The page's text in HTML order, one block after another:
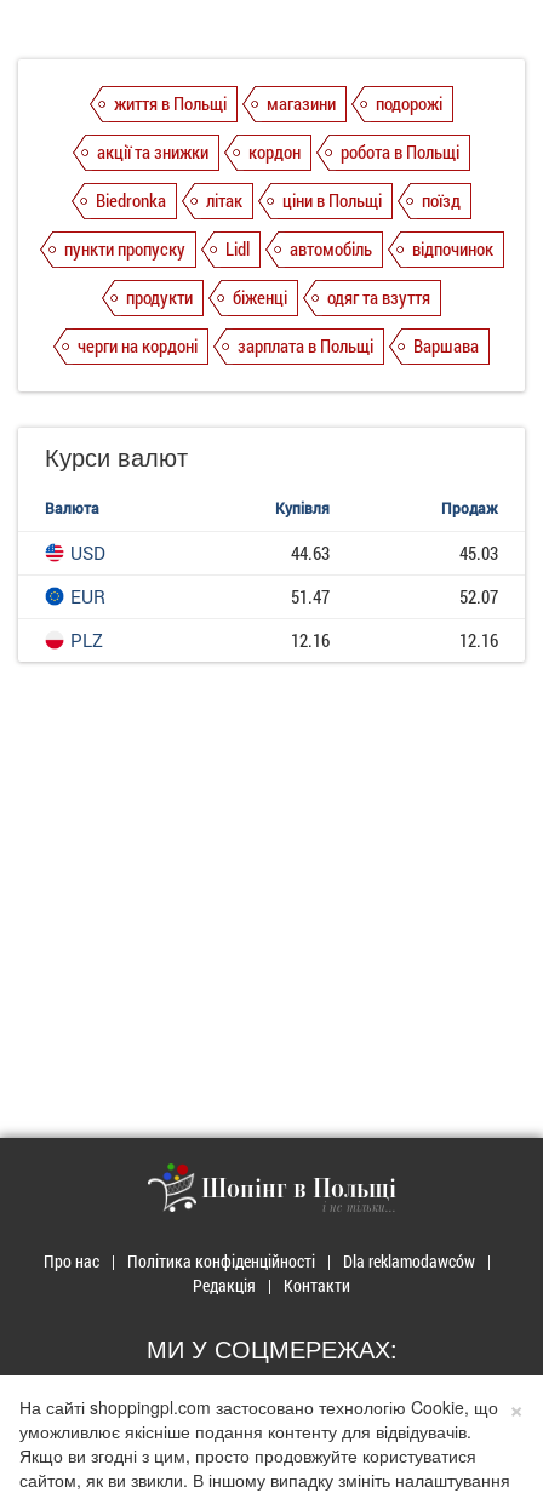
життя в Польщі магазини
подорожі
акції та знижки
кордон
робота в Польщі
Biedronka
літак ціни в Польщі
поїзд
пункти пропуску
Lidl автомобіль
відпочинок
продукти
біженці
одяг та взуття
черги на кордоні
зарплата в Польщі Варшава
Курси валют
Валюта Купівля Продаж
USD 44.63
45.03
EUR
51.47
52.07
PLZ
12.16 12.16
Шопінг в Польщі
і не тільки...
Про нас Політика конфіденційності
Dla reklamodawców
Редакція
Контакти
МИ У СОЦМЕРЕЖАХ:
© 2026 Закупи в Польщі. Developed byRealnet.cf.Depositphotos
×
На сайті shoppingpl.com застосовано технологію Cookie, що
уможливлює якісніше подання контенту для відвідувачів.
Якщо ви згодні з цим, просто продовжуйте користуватися
сайтом, як ви звикли. В іншому випадку змініть налаштування